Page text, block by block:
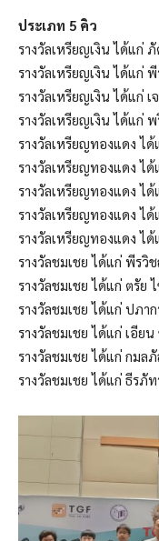
ประเภท 5 คิว
รางวัลเหรียญเงิน ได้แก่
รางวัลเหรียญเงิน ได้แก่
รางวัลเหรียญเงิน ได้แก่
รางวัลเหรียญเงิน ได้แก่
รางวัลเหรียญทองแดง ไ
รางวัลเหรียญทองแดง ไ
รางวัลเหรียญทองแดง ได้
รางวัลเหรียญทองแดง ไ
รางวัลเหรียญทองแดง ไ
รางวัลชมเชย ได้แก่ พีรวิ
รางวัลชมเชย ได้แก่ ตรัย
รางวัลชมเชย ได้แก่ ปภา
รางวัลชมเชย ได้แก่ เอียน
รางวัลชมเชย ได้แก่ กมล
รางวัลชมเชย ได้แก่ ธีรภั